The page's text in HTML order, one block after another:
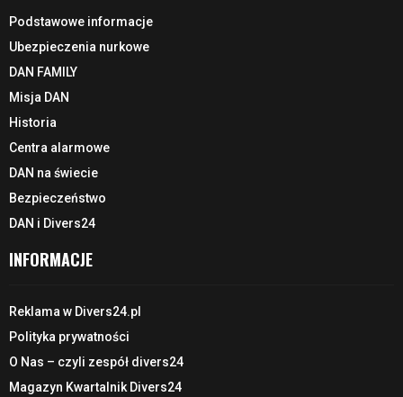
Podstawowe informacje
Ubezpieczenia nurkowe
DAN FAMILY
Misja DAN
Historia
Centra alarmowe
DAN na świecie
Bezpieczeństwo
DAN i Divers24
INFORMACJE
Reklama w Divers24.pl
Polityka prywatności
O Nas – czyli zespół divers24
Magazyn Kwartalnik Divers24